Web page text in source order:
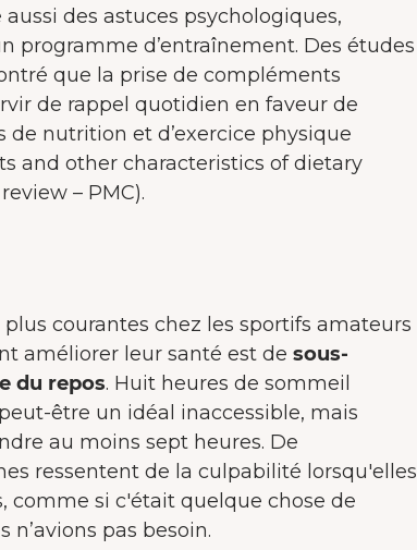
des astuces psychologiques,
programme d’entraînement. Des études
que la prise de compléments
de rappel quotidien en faveur de
nutrition et d’exercice physique
and other characteristics of dietary
– PMC).
courantes chez les sportifs amateurs
améliorer leur santé est desous-
du repos. Huit heures de sommeil
être un idéal inaccessible, mais
au moins sept heures. De
ressentent de la culpabilité lorsqu'elles
comme si c'était quelque chose de
pas besoin.
Personnaliser